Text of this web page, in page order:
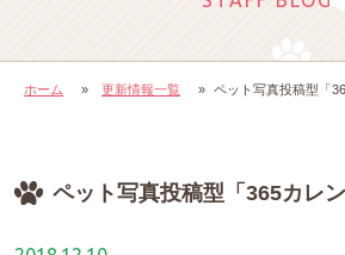
ホーム » 更新情報一覧 » ペット写真投稿型「
ペット写真投稿型「365カレ